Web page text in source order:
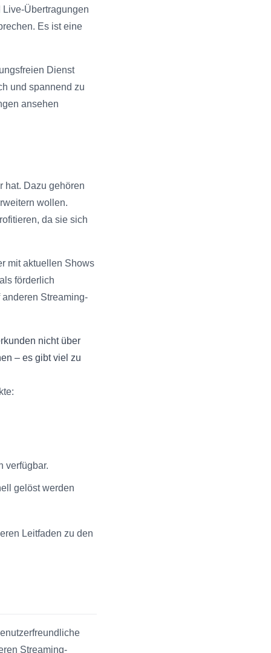
Übertragungen
Es ist eine
Dienst
und spannend zu
ansehen
hat. Dazu gehören
wollen.
da sie sich
mit aktuellen Shows
förderlich
Streaming-
nicht über
– es gibt viel zu
verfügbar.
gelöst werden
Leitfaden zu den
Streaming-